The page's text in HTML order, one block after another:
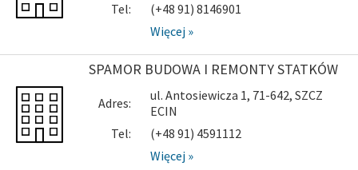
Tel:
(+48 91) 8146901
Więcej »
SPAMOR BUDOWA I REMONTY STATKÓW
Adres:
ul. Antosiewicza 1, 71-642, SZCZ
ECIN
Tel:
(+48 91) 4591112
Więcej »